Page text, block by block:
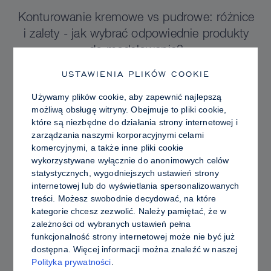
Konturowanie kremowe vs pudrowe: różnice
i zalety - jak wybrać odpowiednie produkty
do modelowania?
PRO TIPS
Promienna vs. Tłusta Skóra: Jak używać
USTAWIENIA PLIKÓW COOKIE
Używamy plików cookie, aby zapewnić najlepszą
możliwą obsługę witryny. Obejmuje to pliki cookie,
które są niezbędne do działania strony internetowej i
zarządzania naszymi korporacyjnymi celami
komercyjnymi, a także inne pliki cookie
wykorzystywane wyłącznie do anonimowych celów
statystycznych, wygodniejszych ustawień strony
internetowej lub do wyświetlania spersonalizowanych
treści. Możesz swobodnie decydować, na które
kategorie chcesz zezwolić. Należy pamiętać, że w
zależności od wybranych ustawień pełna
funkcjonalność strony internetowej może nie być już
dostępna. Więcej informacji można znaleźć w naszej
Polityka prywatności